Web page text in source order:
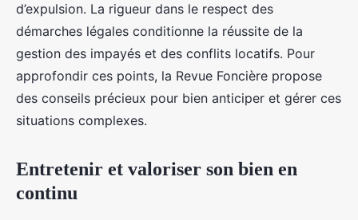
d’expulsion. La rigueur dans le respect des
démarches légales conditionne la réussite de la
gestion des impayés et des conflits locatifs. Pour
approfondir ces points, la Revue Foncière propose
des conseils précieux pour bien anticiper et gérer ces
situations complexes.
Entretenir et valoriser son bien en
continu